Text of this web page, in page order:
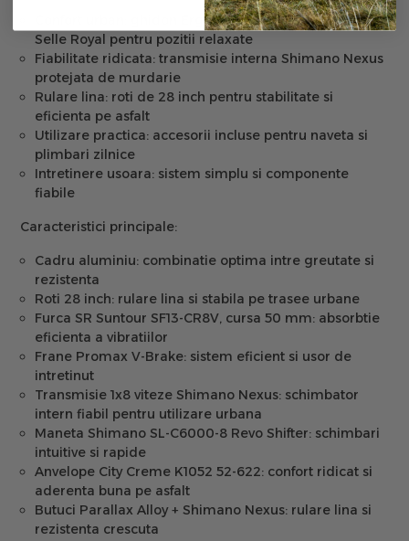
ghidon Ergotec Moon Cruiser si sa
Selle Royal pentru pozitii relaxate
Fiabilitate ridicata: transmisie interna Shimano Nexus
protejata de murdarie
Rulare lina: roti de 28 inch pentru stabilitate si
eficienta pe asfalt
Utilizare practica: accesorii incluse pentru naveta si
plimbari zilnice
Intretinere usoara: sistem simplu si componente
fiabile
Caracteristici principale:
Cadru aluminiu: combinatie optima intre greutate si
rezistenta
Roti 28 inch: rulare lina si stabila pe trasee urbane
Furca SR Suntour SF13-CR8V, cursa 50 mm: absorbtie
eficienta a vibratiilor
Frane Promax V-Brake: sistem eficient si usor de
intretinut
Transmisie 1x8 viteze Shimano Nexus: schimbator
intern fiabil pentru utilizare urbana
Maneta Shimano SL-C6000-8 Revo Shifter: schimbari
intuitive si rapide
Anvelope City Creme K1052 52-622: confort ridicat si
aderenta buna pe asfalt
Butuci Parallax Alloy + Shimano Nexus: rulare lina si
rezistenta crescuta